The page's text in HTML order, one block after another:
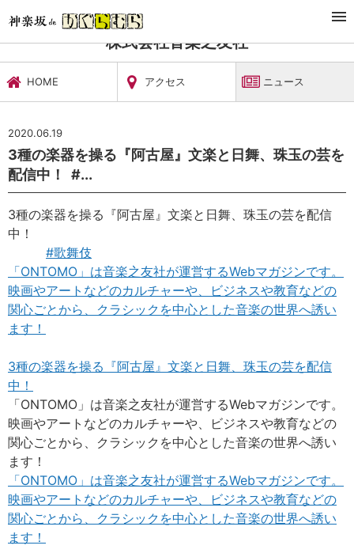
文化施設・ギャラリー
株式会社音楽之友社
HOME アクセス ニュース
2020.06.19
‪3種の楽器を操る『阿古屋』文楽と日舞、珠玉の芸を
配信中！ ‬ ‪#...
‪3種の楽器を操る『阿古屋』文楽と日舞、珠玉の芸を配信
中！ ‬
#歌舞伎
「ONTOMO」は音楽之友社が運営するWebマガジンです。
映画やアートなどのカルチャーや、ビジネスや教育などの
関心ごとから、クラシックを中心とした音楽の世界へ誘い
ます！
3種の楽器を操る『阿古屋』文楽と日舞、珠玉の芸を配信
中！
「ONTOMO」は音楽之友社が運営するWebマガジンです。
映画やアートなどのカルチャーや、ビジネスや教育などの
関心ごとから、クラシックを中心とした音楽の世界へ誘い
ます！
「ONTOMO」は音楽之友社が運営するWebマガジンです。
映画やアートなどのカルチャーや、ビジネスや教育などの
関心ごとから、クラシックを中心とした音楽の世界へ誘い
ます！